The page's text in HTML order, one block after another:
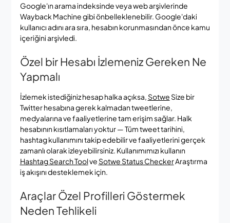
Google'ın arama indeksinde veya web arşivlerinde
Wayback Machine gibi önbelleklenebilir. Google'daki
kullanıcı adını ara sıra, hesabın korunmasından önce kamu
içeriğini arşivledi.
Özel bir Hesabı İzlemeniz Gereken Ne
Yapmalı
İzlemek istediğiniz hesap halka açıksa, Sotwe Size bir
Twitter hesabına gerek kalmadan tweetlerine,
medyalarına ve faaliyetlerine tam erişim sağlar. Halk
hesabının kısıtlamaları yoktur — Tüm tweet tarihini,
hashtag kullanımını takip edebilir ve faaliyetlerini gerçek
zamanlı olarak izleyebilirsiniz. Kullanımımızı kullanın
Hashtag Search Toolve Sotwe Status CheckerAraştırma
iş akışını desteklemek için.
Araçlar Özel Profilleri Göstermek
Neden Tehlikeli